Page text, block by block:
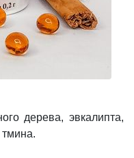
дерева, эвкалипта,